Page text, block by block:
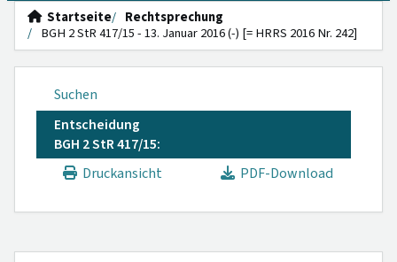
Startseite
Rechtsprechung
BGH 2 StR 417/15 - 13. Januar 2016 (-) [= HRRS 2016 Nr. 242]
Suchen
Entscheidung
BGH 2 StR 417/15:
Druckansicht
PDF-Download